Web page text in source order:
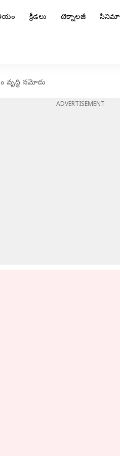
క్రీడలు టెక్నాలజీ సినిమా
వృద్ధి నమోదు
ADVERTISEMENT